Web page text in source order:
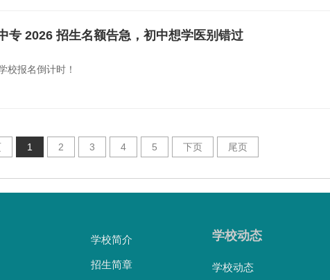
专 2026 招生名额告急，初中想学医别错过
校报名倒计时！
1 2 3 4 5 下页 尾页
学校简介
招生简章
学校动态
学校动态